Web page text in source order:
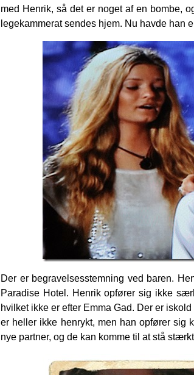
med Henrik, så det er noget af en bombe,
legekammerat sendes hjem. Nu havde han
Der er begravelsesstemning ved baren.
Paradise Hotel. Henrik opfører sig ikke
hvilket ikke er efter Emma Gad. Der er
er heller ikke henrykt, men han opfører sig
nye partner, og de kan komme til at stå